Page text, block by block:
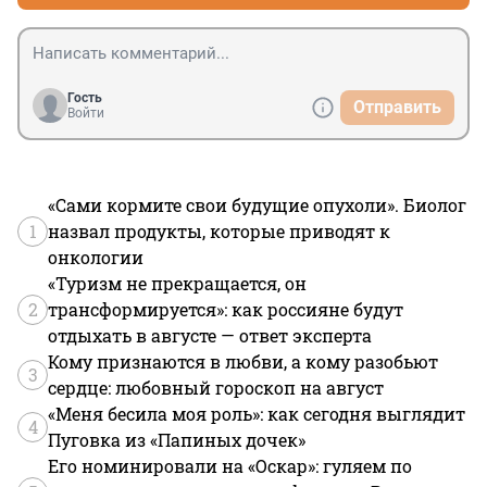
Гость
Войти
Отправить
1
«Сами кормите свои будущие опухоли». Биолог
назвал продукты, которые приводят к
онкологии
2
«Туризм не прекращается, он
трансформируется»: как россияне будут
отдыхать в августе — ответ эксперта
3
Кому признаются в любви, а кому разобьют
сердце: любовный гороскоп на август
4
«Меня бесила моя роль»: как сегодня выглядит
Пуговка из «Папиных дочек»
Его номинировали на «Оскар»: гуляем по